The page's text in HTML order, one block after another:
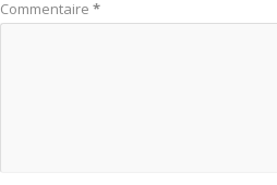
Commentaire *